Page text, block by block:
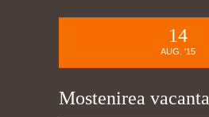
14
AUG. '15
Mostenirea vacanta